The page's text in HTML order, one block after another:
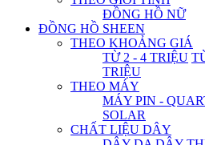
ĐỒNG HỒ NỮ
ĐỒNG HỒ SHEEN
THEO KHOẢNG GIÁ
TỪ 2 - 4 TRIỆU
TRIỆU
THEO MÁY
MÁY PIN -
SOLAR
CHẤT LIỆU DÂY